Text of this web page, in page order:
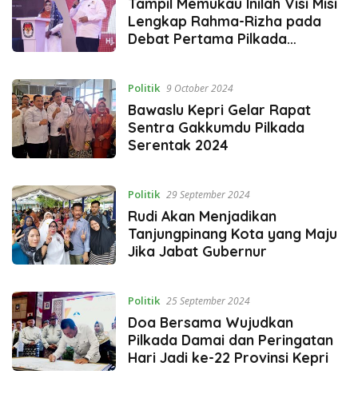
Lengkap Rahma-Rizha pada
Debat Pertama Pilkada
Politik 9 October 2024
Bawaslu Kepri Gelar Rapat
Sentra Gakkumdu Pilkada
Serentak 2024
Politik 29 September 2024
Rudi Akan Menjadikan
Tanjungpinang Kota yang Maju
Jika Jabat Gubernur
Politik 25 September 2024
Doa Bersama Wujudkan
Pilkada Damai dan Peringatan
Hari Jadi ke-22 Provinsi Kepri